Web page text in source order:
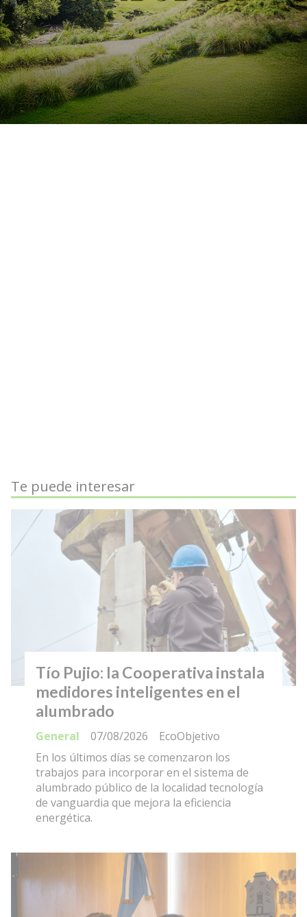
Te puede interesar
Tío Pujio: la Cooperativa instala
medidores inteligentes en el
alumbrado
EcoObjetivo
General
07/08/2026
En los últimos días se comenzaron los
trabajos para incorporar en el sistema de
alumbrado público de la localidad tecnología
de vanguardia que mejora la eficiencia
energética.